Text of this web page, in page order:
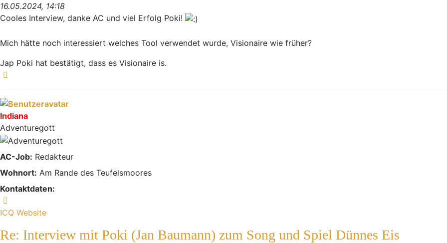
16.05.2024, 14:18
Cooles Interview, danke AC und viel Erfolg Poki!
Mich hätte noch interessiert welches Tool verwendet wurde, Visionaire wie früher?
Jap Poki hat bestätigt, dass es Visionaire is.
Indiana
Adventuregott
AC-Job: Redakteur
Wohnort: Am Rande des Teufelsmoores
Kontaktdaten:
ICQ Website
Re: Interview mit Poki (Jan Baumann) zum Song und Spiel Dünnes Eis